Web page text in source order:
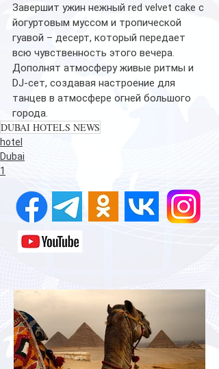
Завершит ужин нежный red velvet cake с
йогуртовым муссом и тропической
гуавой – десерт, который передает
всю чувственность этого вечера.
Дополнят атмосферу живые ритмы и
DJ-сет, создавая настроение для
танцев в атмосфере огней большого
города.
DUBAI HOTELS NEWS
hotel
Dubai
1